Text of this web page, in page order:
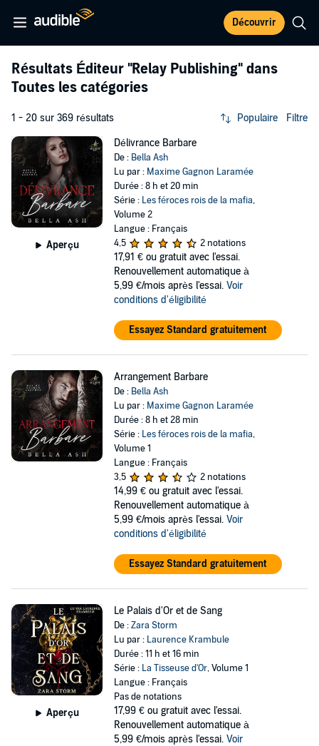
Découvrir
Résultats Éditeur "Relay Publishing" dans
Toutes les catégories
1 - 20 sur 369 résultats Populaire Filtre
Aperçu
Délivrance Barbare
De : Bella Ash
Lu par : Maxime Gagnon Laramée
Durée : 8 h et 20 min
Série : Les féroces rois de la mafia,
Volume 2
Langue : Français
4,5
2 notations
17,91 € ou gratuit avec l'essai.
Renouvellement automatique à
5,99 €/mois après l'essai. Voir
conditions d'éligibilité
Essayez Standard gratuitement
Arrangement Barbare
De : Bella Ash
Lu par : Maxime Gagnon Laramée
Durée : 8 h et 28 min
Série : Les féroces rois de la mafia,
Volume 1
Langue : Français
3,5
2 notations
14,99 € ou gratuit avec l'essai.
Renouvellement automatique à
5,99 €/mois après l'essai. Voir
conditions d'éligibilité
Essayez Standard gratuitement
Aperçu
Le Palais d'Or et de Sang
De :Zara Storm
Lu par : Laurence Krambule
Durée : 11 h et 16 min
Série : La Tisseuse d'Or, Volume 1
Langue : Français
Pas de notations
17,99 € ou gratuit avec l'essai.
Renouvellement automatique à
5,99 €/mois après l'essai. Voir